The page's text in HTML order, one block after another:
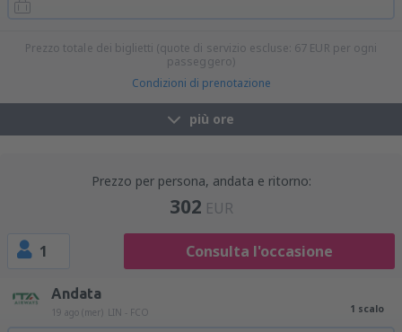
Prezzo totale dei biglietti (quote di servizio escluse: 67 EUR per ogni
passeggero)
Condizioni di prenotazione
più ore
Prezzo per persona, andata e ritorno:
302 EUR
1 Consulta l'occasione
Andata
19 ago (mer) LIN - FCO 1 scalo